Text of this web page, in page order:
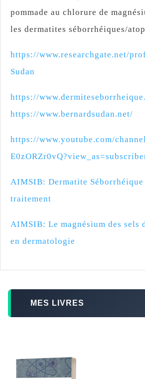
pommade au chlorure de
les dermatites séborrhéiques/
https://www.researchgate.net/
Sudan
https://
https://www.bernardsudan.net/
https://www.youtube.com/
AIMSIB: Dermatite
traitement
AIMSIB: Le magnésium des sels
en dermatologie
MES LIVRES